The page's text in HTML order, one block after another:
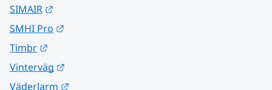
SIMAIR
SMHI Pro
Timbr
Vinterväg
Väderlarm